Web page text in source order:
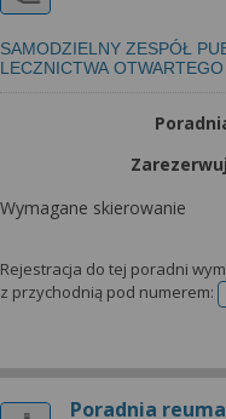
SAMODZIELNY ZESPÓŁ
LECZNICTWA
Wymagane skierowanie
Rejestracja do tej poradni
z przychodnią pod numerem:
Poradnia